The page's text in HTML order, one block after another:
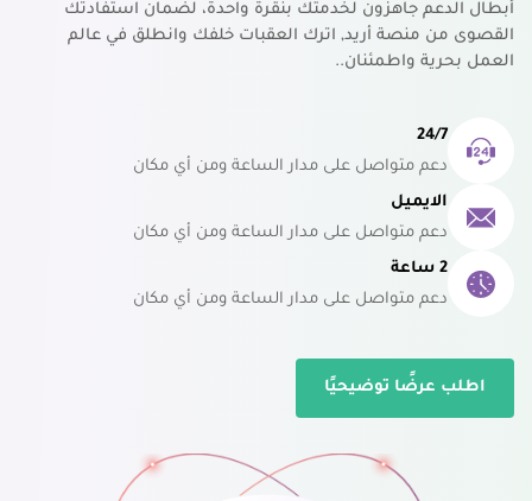
أبطال الدعم جاهزون لخدمتك بنقرة واحدة، لضمان استفادتك
القصوى من منصة أريد, اترك العقبات خلفك وانطلق في عالم
العمل بحرية واطمئنان..
24/7
دعم متواصل على مدار الساعة ومن أي مكان
الايميل
دعم متواصل على مدار الساعة ومن أي مكان
2 ساعة
دعم متواصل على مدار الساعة ومن أي مكان
اطلب عرضًا توضيحيًا